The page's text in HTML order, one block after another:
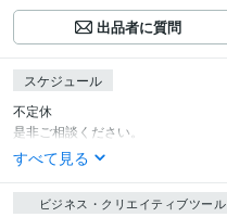
出品者に質問
スケジュール
不定休
是非ご相談ください。
すべて見る
ビジネス・クリエイティブツール